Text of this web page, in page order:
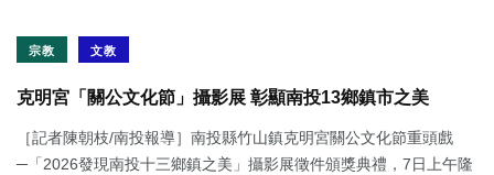
宗教 文教
克明宮「關公文化節」攝影展 彰顯南投13鄉鎮市之美
［記者陳朝枝/南投報導］南投縣竹山鎮克明宮關公文化節重頭戲
─「2026發現南投十三鄉鎮之美」攝影展徵件頒獎典禮，7日上午隆